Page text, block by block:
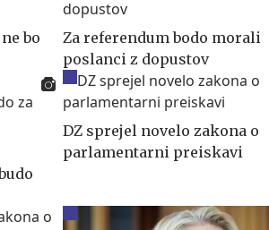
bo
Za referendum bodo morali
poslanci z dopustov
DZ sprejel novelo zakona o
parlamentarni preiskavi